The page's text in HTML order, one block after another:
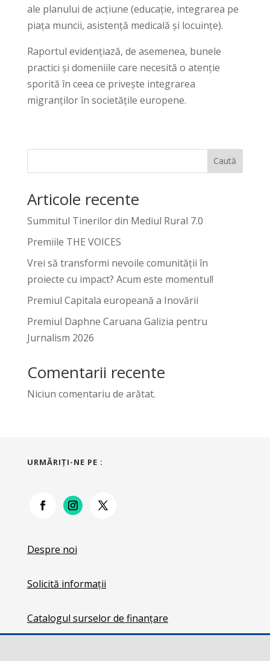
ale planului de acțiune (educație, integrarea pe
piața muncii, asistență medicală și locuințe).
Raportul evidențiază, de asemenea, bunele
practici și domeniile care necesită o atenție
sporită în ceea ce privește integrarea
migranților în societățile europene.
Caută
Articole recente
Summitul Tinerilor din Mediul Rural 7.0
Premiile THE VOICES
Vrei să transformi nevoile comunității în
proiecte cu impact? Acum este momentul!
Premiul Capitala europeană a Inovării
Premiul Daphne Caruana Galizia pentru
Jurnalism 2026
Comentarii recente
Niciun comentariu de arătat.
URMĂRIŢI-NE PE :
Despre noi
Solicită informații
Catalogul surselor de finanțare